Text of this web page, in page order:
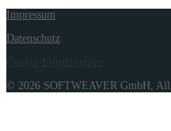
Impressum
Datenschutz
© 2026 SOFTWEAVER GmbH, All